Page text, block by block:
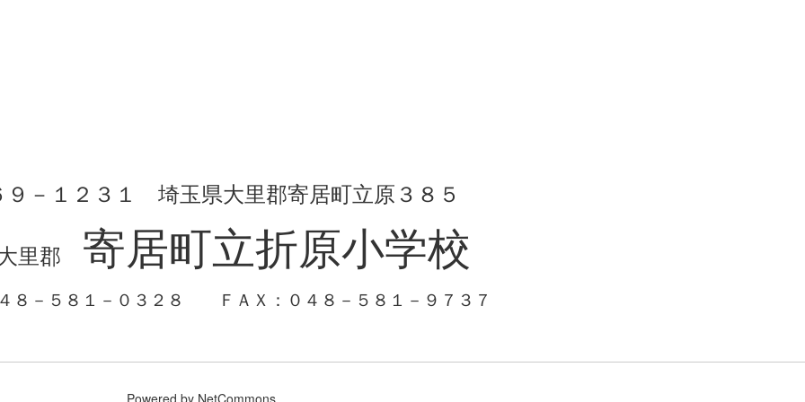
９－１２３１ 埼玉県大里郡寄居町立原３８５
里郡 寄居町立折原小学校
８－５８１－０３２８ ＦＡＸ：０４８－５８１－９７３７